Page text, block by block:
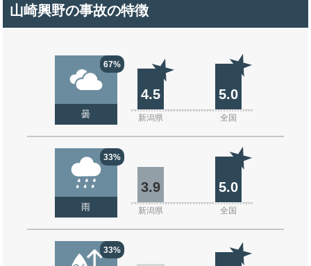
山崎興野の事故の特徴
67%
曇
4.5 5.0
新潟県 全国
33%
雨
3.9 5.0
新潟県 全国
33%